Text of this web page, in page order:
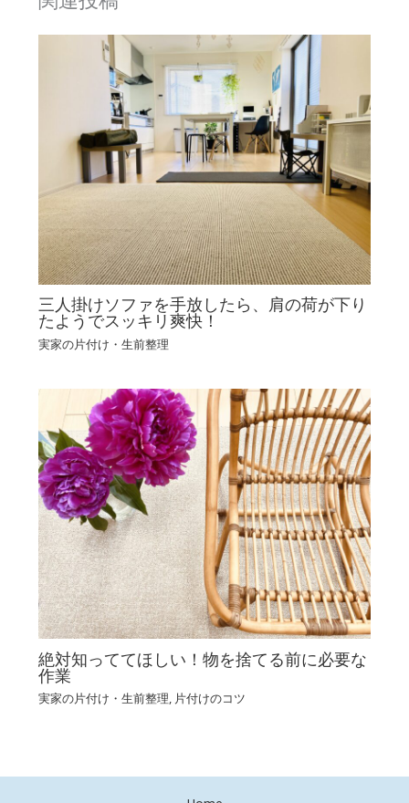
三人掛けソファを手放したら、肩の荷が下り
たようでスッキリ爽快！
実家の片付け・生前整理
絶対知っててほしい！物を捨てる前に必要な
作業
実家の片付け・生前整理,片付けのコツ